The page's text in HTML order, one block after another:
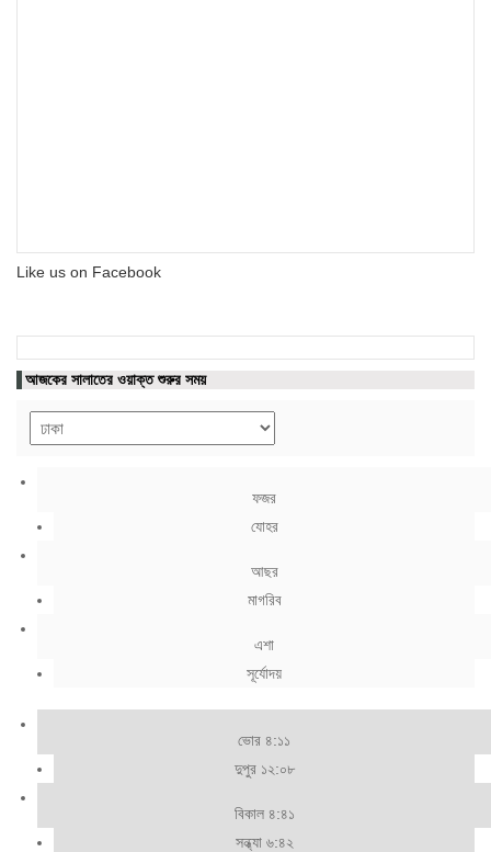
Like us on Facebook
আজকের সালাতের ওয়াক্ত শুরুর সময়
ফজর
যোহর
আছর
মাগরিব
এশা
সূর্যোদয়
ভোর ৪:১১
দুপুর ১২:০৮
বিকাল ৪:৪১
সন্ধ্যা ৬:৪২